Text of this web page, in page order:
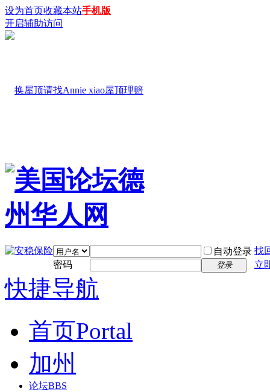
设为首页收藏本站手机版
开启辅助访问
自动登录 找
密码
登录 立
快捷导航
首页Portal
加州
论坛BBS